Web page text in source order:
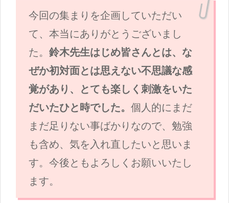
今回の集まりを企画していただい
て、本当にありがとうございまし
た。 鈴木先生はじめ皆さんとは、な
ぜか初対面とは思えない不思議な感
覚があり、とても楽しく刺激をいた
だいたひと時でした。 個人的にまだ
まだ足りない事ばかりなので、勉強
も含め、気を入れ直したいと思いま
す。今後ともよろしくお願いいたし
ます。